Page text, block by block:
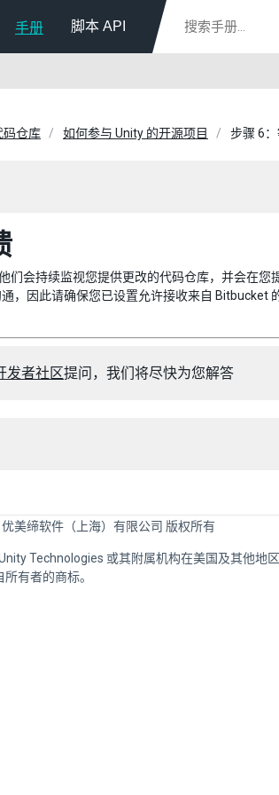
手册 脚本 API
码仓库 如何参与 Unity 的开源项目 步骤 6
们会持续监视您提供更改的代码仓库，并会在
，因此请确保您已设置允许接收来自 Bitbucket
发者社区提问，我们将尽快为您解答
优美缔软件（上海）有限公司 版权所有
Technologies 或其附属机构在美国及其他地
有者的商标。